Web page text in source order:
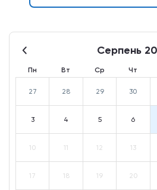
Серпень
Пн Вт Ср Чт
27 28 29 30
3 4 5 6
10 11 12 13
17 18 19 20